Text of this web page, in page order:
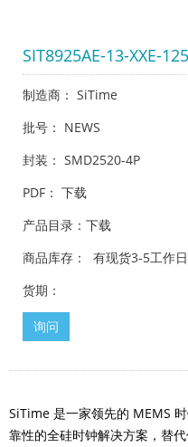
SIT8925AE-13-XXE-
制造商： SiTime
批号： NEWS
封装： SMD2520-4P
PDF： 下载
产品目录： 下载
商品库存： 有现货3-5工作
货期：
询问
SiTime 是一家领先的 MEMS
靠性的全硅时钟解决方案，替